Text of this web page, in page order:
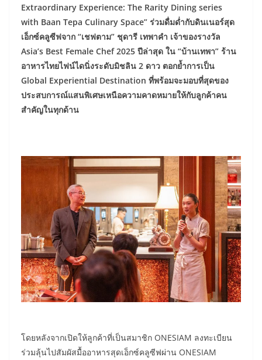
Extraordinary Experience: The Rarity Dining series
with Baan Tepa Culinary Space” ร่วมดื่มด่ำกับดินเนอร์สุด
เอ็กซ์คลูซีฟจาก “เชฟตาม” ชุดารี เทพาคำ เจ้าของรางวัล
Asia’s Best Female Chef 2025 ปีล่าสุด ใน “บ้านเทพา” ร้าน
อาหารไทยไฟน์ไดนิ่งระดับมิชลิน 2 ดาว ตอกย้ำการเป็น
Global Experiential Destination ที่พร้อมจะมอบที่สุดของ
ประสบการณ์แสนพิเศษเหนือความคาดหมายให้กับลูกค้าคน
สำคัญในทุกด้าน
โดยหลังจากเปิดให้ลูกค้าที่เป็นสมาชิก ONESIAM ลงทะเบียน
ร่วมลุ้นไปสัมผัสมื้ออาหารสุดเอ็กซ์คลูซีฟผ่าน ONESIAM